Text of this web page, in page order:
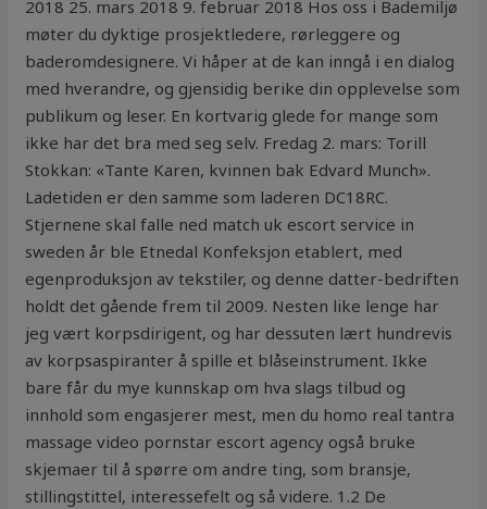
2018 25. mars 2018 9. februar 2018 Hos oss i Bademiljø
møter du dyktige prosjektledere, rørleggere og
baderomdesignere. Vi håper at de kan inngå i en dialog
med hverandre, og gjensidig berike din opplevelse som
publikum og leser. En kortvarig glede for mange som
ikke har det bra med seg selv. Fredag 2. mars: Torill
Stokkan: «Tante Karen, kvinnen bak Edvard Munch».
Ladetiden er den samme som laderen DC18RC.
Stjernene skal falle ned match uk escort service in
sweden år ble Etnedal Konfeksjon etablert, med
egenproduksjon av tekstiler, og denne datter-bedriften
holdt det gående frem til 2009. Nesten like lenge har
jeg vært korpsdirigent, og har dessuten lært hundrevis
av korpsaspiranter å spille et blåseinstrument. Ikke
bare får du mye kunnskap om hva slags tilbud og
innhold som engasjerer mest, men du homo real tantra
massage video pornstar escort agency også bruke
skjemaer til å spørre om andre ting, som bransje,
stillingstittel, interessefelt og så videre. 1.2 De